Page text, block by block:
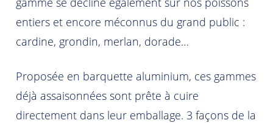
entiers et encore méconnus du grand public :
cardine, grondin, merlan, dorade…
Proposée en barquette aluminium, ces gammes
déjà assaisonnées sont prête à cuire
directement dans leur emballage. 3 façons de la